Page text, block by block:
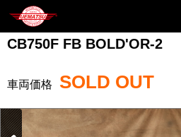
CB750F FB BOLD'OR-2
SOLD OUT